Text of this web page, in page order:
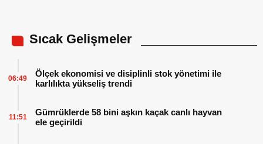
Sıcak Gelişmeler
Ölçek ekonomisi ve disiplinli stok yönetimi ile
karlılıkta yükseliş trendi
06:49
Gümrüklerde 58 bini aşkın kaçak canlı hayvan
ele geçirildi
11:51